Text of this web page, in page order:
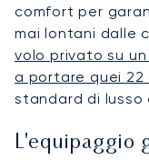
comfort per
mai lontani dalle
volo privato su
a portare quei 22
standard di lusso
L'equipaggio